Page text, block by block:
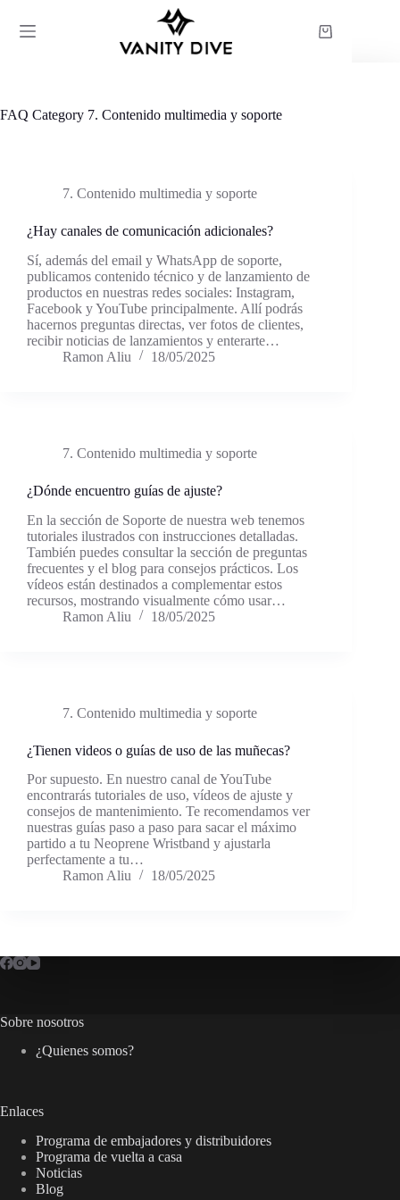
contenido
Carro
FAQ Category 7. Contenido multimedia y soporte
7. Contenido multimedia y soporte
¿Hay canales de comunicación adicionales?
Sí, además del email y WhatsApp de soporte,
publicamos contenido técnico y de lanzamiento de
productos en nuestras redes sociales: Instagram,
Facebook y YouTube principalmente. Allí podrás
hacernos preguntas directas, ver fotos de clientes,
recibir noticias de lanzamientos y enterarte…
Ramon Aliu
18/05/2025
7. Contenido multimedia y soporte
¿Dónde encuentro guías de ajuste?
En la sección de Soporte de nuestra web tenemos
tutoriales ilustrados con instrucciones detalladas.
También puedes consultar la sección de preguntas
frecuentes y el blog para consejos prácticos. Los
vídeos están destinados a complementar estos
recursos, mostrando visualmente cómo usar…
Ramon Aliu
18/05/2025
7. Contenido multimedia y soporte
¿Tienen videos o guías de uso de las muñecas?
Por supuesto. En nuestro canal de YouTube
encontrarás tutoriales de uso, vídeos de ajuste y
consejos de mantenimiento. Te recomendamos ver
nuestras guías paso a paso para sacar el máximo
partido a tu Neoprene Wristband y ajustarla
perfectamente a tu…
Ramon Aliu
18/05/2025
Sobre nosotros
¿Quienes somos?
Enlaces
Programa de embajadores y distribuidores
Programa de vuelta a casa
Noticias
Blog